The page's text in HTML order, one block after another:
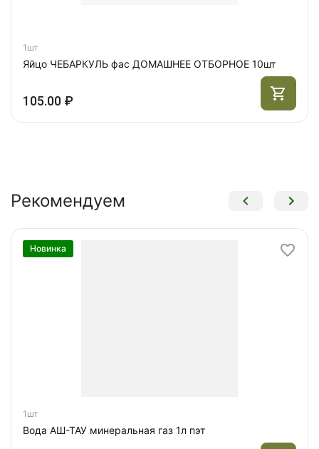
1шт
Яйцо ЧЕБАРКУЛЬ фас ДОМАШНЕЕ ОТБОРНОЕ 10шт
105.00 ₽
Рекомендуем
Новинка
1шт
Вода АШ-ТАУ минеральная газ 1л пэт